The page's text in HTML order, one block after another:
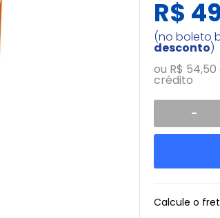
R$
(no boleto
desconto)
ou R$
crédito
-
Calcule o